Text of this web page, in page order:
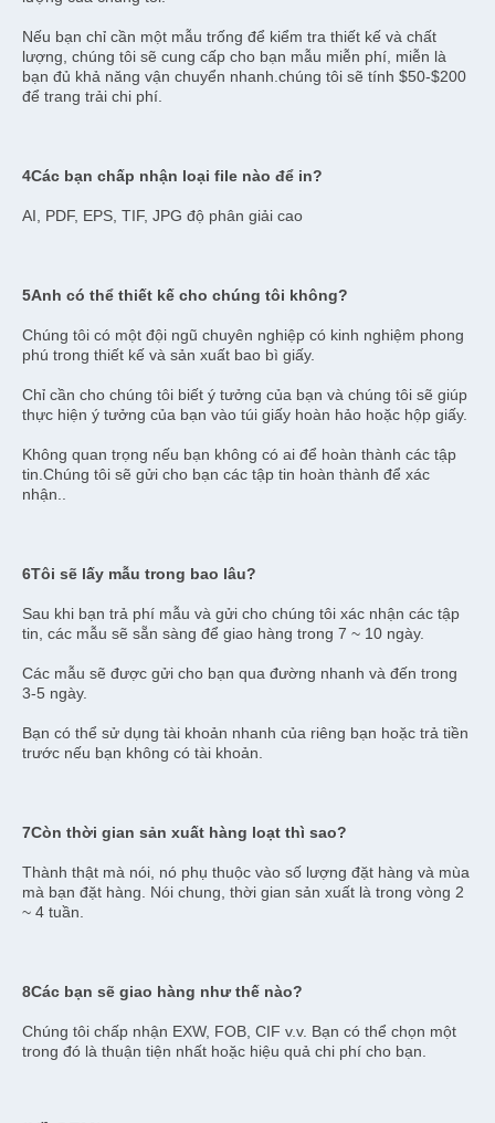
Nếu bạn chỉ cần một mẫu trống để kiểm tra thiết kế và chất
lượng, chúng tôi sẽ cung cấp cho bạn mẫu miễn phí, miễn là
bạn đủ khả năng vận chuyển nhanh.chúng tôi sẽ tính $50-$200
để trang trải chi phí.
4Các bạn chấp nhận loại file nào để in?
AI, PDF, EPS, TIF, JPG độ phân giải cao
5Anh có thể thiết kế cho chúng tôi không?
Chúng tôi có một đội ngũ chuyên nghiệp có kinh nghiệm phong
phú trong thiết kế và sản xuất bao bì giấy.
Chỉ cần cho chúng tôi biết ý tưởng của bạn và chúng tôi sẽ giúp
thực hiện ý tưởng của bạn vào túi giấy hoàn hảo hoặc hộp giấy.
Không quan trọng nếu bạn không có ai để hoàn thành các tập
tin.Chúng tôi sẽ gửi cho bạn các tập tin hoàn thành để xác
nhận..
6Tôi sẽ lấy mẫu trong bao lâu?
Sau khi bạn trả phí mẫu và gửi cho chúng tôi xác nhận các tập
tin, các mẫu sẽ sẵn sàng để giao hàng trong 7 ~ 10 ngày.
Các mẫu sẽ được gửi cho bạn qua đường nhanh và đến trong
3-5 ngày.
Bạn có thể sử dụng tài khoản nhanh của riêng bạn hoặc trả tiền
trước nếu bạn không có tài khoản.
7Còn thời gian sản xuất hàng loạt thì sao?
Thành thật mà nói, nó phụ thuộc vào số lượng đặt hàng và mùa
mà bạn đặt hàng. Nói chung, thời gian sản xuất là trong vòng 2
~ 4 tuần.
8Các bạn sẽ giao hàng như thế nào?
Chúng tôi chấp nhận EXW, FOB, CIF v.v. Bạn có thể chọn một
trong đó là thuận tiện nhất hoặc hiệu quả chi phí cho bạn.